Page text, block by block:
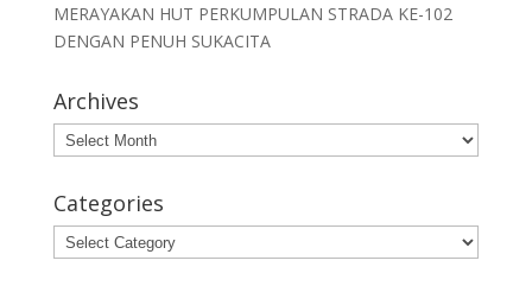
MERAYAKAN HUT PERKUMPULAN STRADA KE-102
DENGAN PENUH SUKACITA
Archives
Archives
Categories
Categories